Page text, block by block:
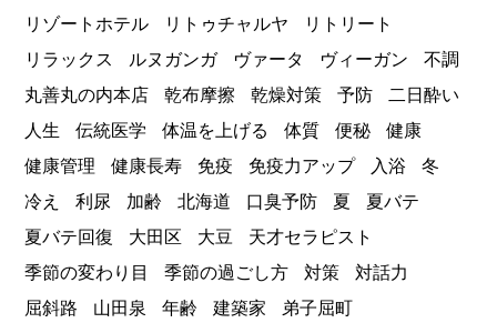
リゾートホテル
リトゥチャルヤ
リトリート
リラックス
ルヌガンガ ヴァータ ヴィーガン
不調
丸善丸の内本店
乾布摩擦 乾燥対策 予防
二日酔い
人生
伝統医学 体温を上げる 体質 便秘
健康
健康管理
健康長寿 免疫 免疫力アップ 入浴
冬
冷え
利尿 加齢 北海道 口臭予防 夏
夏バテ
夏バテ回復
大田区 大豆
天才セラピスト
季節の変わり目
季節の過ごし方 対策
対話力
屈斜路
山田泉 年齢 建築家
弟子屈町